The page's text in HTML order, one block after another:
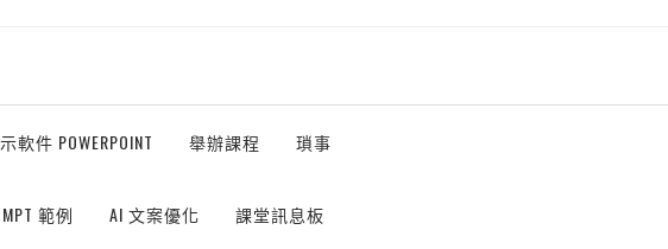
軟件 POWERPOINT 舉辦課程 瑣事
範例 AI 文案優化 課堂訊息板